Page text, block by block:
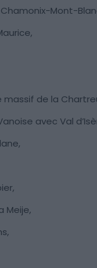
Mont-
massif de la
avec Val
Meije,